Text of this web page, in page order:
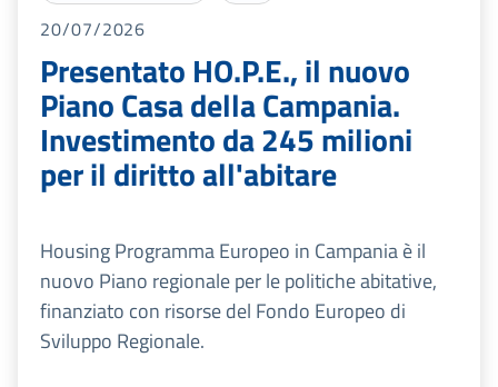
20/07/2026
Presentato HO.P.E., il nuovo
Piano Casa della Campania.
Investimento da 245 milioni
per il diritto all'abitare
Housing Programma Europeo in Campania è il
nuovo Piano regionale per le politiche abitative,
finanziato con risorse del Fondo Europeo di
Sviluppo Regionale.